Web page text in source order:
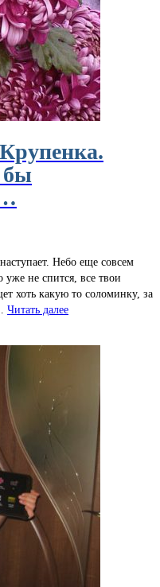
бы
Небо еще совсем
уже не спится, все твои
хоть какую то соломинку, за
Читать далее